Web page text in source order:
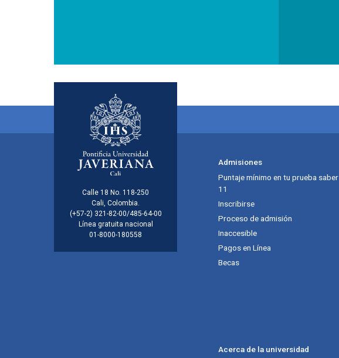
Información de la institución
Calle 18 No. 118-250
Cali, Colombia.
(+57-2) 321-82-00/485-64-00
Línea gratuita nacional
01-8000-180558
Menú principal del footer
Admisiones
Puntaje mínimo en tu prueba saber
11
Inscribirse
Proceso de admisión
Inaccesible
Pagos en Línea
Becas
Acerca de la universidad